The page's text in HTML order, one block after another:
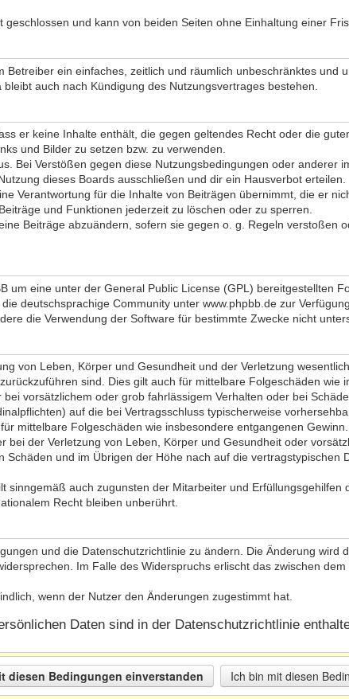
und kann von beiden Seiten ohne Einhaltung einer
ein einfaches, zeitlich und räumlich unbeschränktes und
auch nach Kündigung des Nutzungsvertrages bestehen.
er keine Inhalte enthält, die gegen geltendes Recht oder die
und Bilder zu setzen bzw. zu verwenden.
Bei Verstößen gegen diese Nutzungsbedingungen oder anderer
dieses Boards ausschließen und dir ein Hausverbot erteilen.
Verantwortung für die Inhalte von Beiträgen übernimmt, die er
und Funktionen jederzeit zu löschen oder zu sperren.
Beiträge abzuändern, sofern sie gegen o. g. Regeln verstoßen
um eine unter der General Public License (GPL) bereitgestellten
deutschsprachige Community unter www.phpbb.de zur
die Verwendung der Software für bestimmte Zwecke nicht
von Leben, Körper und Gesundheit und der Verletzung
sind. Dies gilt auch für mittelbare Folgeschäden wie
vorsätzlichem oder grob fahrlässigem Verhalten oder bei
auf die bei Vertragsschluss typischerweise
mittelbare Folgeschäden wie insbesondere entgangenen Gewinn.
bei der Verletzung von Leben, Körper und Gesundheit oder
Schäden und im Übrigen der Höhe nach auf die
sinngemäß auch zugunsten der Mitarbeiter und Erfüllungsgehilfen
Recht bleiben unberührt.
und die Datenschutzrichtlinie zu ändern. Die Änderung wird
Im Falle des Widerspruchs erlischt das zwischen
wenn der Nutzer den Änderungen zugestimmt hat.
Daten sind in der Datenschutzrichtlinie